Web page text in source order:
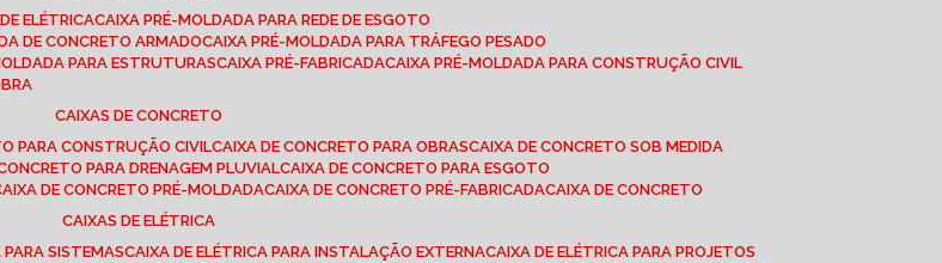
ELÉTRICA CAIXA PRÉ-MOLDADA PARA REDE DE ESGOTO
DE CONCRETO ARMADO
CAIXA PRÉ-MOLDADA PARA TRÁFEGO PESADO
PARA ESTRUTURAS CAIXA PRÉ-FABRICADA CAIXA PRÉ-MOLDADA PARA CONSTRUÇÃO CIVIL
CAIXAS DE CONCRETO
PARA CONSTRUÇÃO CIVIL CAIXA DE CONCRETO PARA OBRAS CAIXA DE CONCRETO SOB MEDIDA
CONCRETO PARA DRENAGEM PLUVIAL CAIXA DE CONCRETO PARA ESGOTO
CAIXA DE CONCRETO PRÉ-MOLDADA CAIXA DE CONCRETO PRÉ-FABRICADA CAIXA DE CONCRETO
CAIXAS DE ELÉTRICA
PARA SISTEMAS CAIXA DE ELÉTRICA PARA INSTALAÇÃO EXTERNA CAIXA DE ELÉTRICA PARA PROJETOS